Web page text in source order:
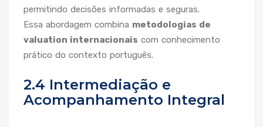
permitindo decisões informadas e seguras.
Essa abordagem combina metodologias de
valuation internacionais com conhecimento
prático do contexto português.
2.4 Intermediação e
Acompanhamento Integral